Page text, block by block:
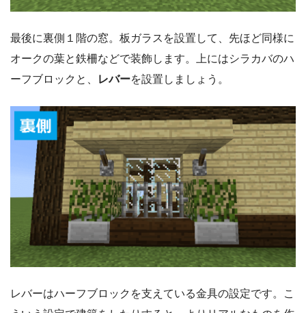
最後に裏側１階の窓。板ガラスを設置して、先ほど同様に
オークの葉と鉄柵などで装飾します。上にはシラカバのハ
ーフブロックと、
レバーを設置しましょう。
レバーはハーフブロックを支えている金具の設定です。こ